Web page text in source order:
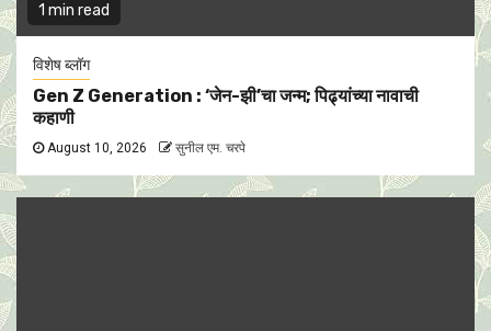
1 min read
विशेष ब्लॉग
Gen Z Generation : ‘जेन-झी’चा जन्म; पिढ्यांच्या नावाची
कहाणी
August 10, 2026 सुनील एम. चरपे